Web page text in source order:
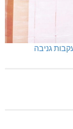
גניבה